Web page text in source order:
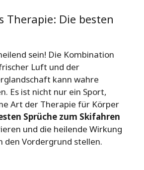
Therapie: Die besten
sein! Die Kombination
Luft und der
kann wahre
Es ist nicht nur ein Sport,
Art der Therapie für Körper
Sprüche zum Skifahren
und die heilende Wirkung
den Vordergrund stellen.